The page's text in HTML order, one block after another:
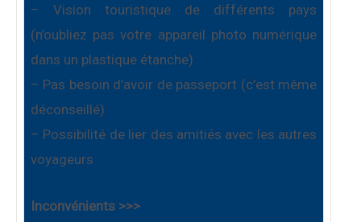
– Vision touristique de différents pays
(n’oubliez pas votre appareil photo numérique
dans un plastique étanche)
– Pas besoin d’avoir de passeport (c’est même
déconseillé)
– Possibilité de lier des amitiés avec les autres
voyageurs
Inconvénients >>>